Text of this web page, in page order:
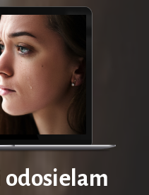
odosielam